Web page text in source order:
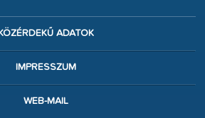
ADATOK
IMPRESSZUM
WEB-MAIL